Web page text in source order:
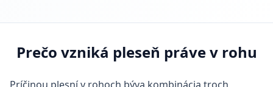
Prečo vzniká pleseň práve v rohu